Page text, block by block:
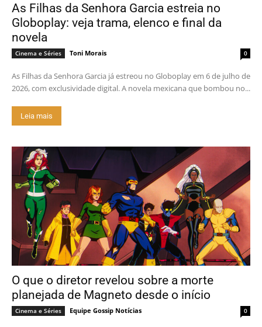
As Filhas da Senhora Garcia estreia no
Globoplay: veja trama, elenco e final da
novela
Cinema e Séries Toni Morais 0
As Filhas da Senhora Garcia já estreou no Globoplay em 6 de julho de
2026, com exclusividade digital. A novela mexicana que bombou no...
Leia mais
O que o diretor revelou sobre a morte
planejada de Magneto desde o início
Cinema e Séries Equipe Gossip Notícias 0